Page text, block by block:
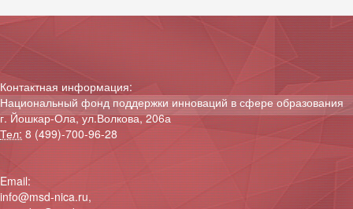
Контактная информация:
Национальный фонд поддержки инноваций в сфере образования
г. Йошкар-Ола, ул.Волкова, 206а
Тел: 8 (499)-700-96-28
Email:
info@msd-nica.ru,